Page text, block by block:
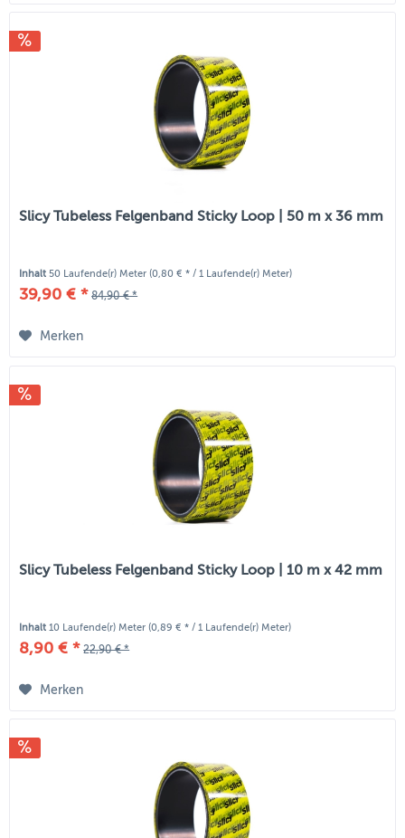
Slicy Tubeless Felgenband Sticky Loop | 50 m x 36 mm
Inhalt 50 Laufende(r) Meter(0,80 € * / 1 Laufende(r) Meter)
39,90 € * 84,90 € *
Merken
Slicy Tubeless Felgenband Sticky Loop | 10 m x 42 mm
Inhalt 10 Laufende(r) Meter(0,89 € * / 1 Laufende(r) Meter)
8,90 € * 22,90 € *
Merken